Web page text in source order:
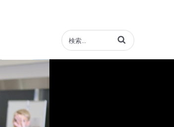
動画の検索語句を入力